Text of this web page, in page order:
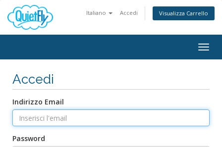
Italiano Accedi Visualizza Carrello
Accedi
Indirizzo Email
Password